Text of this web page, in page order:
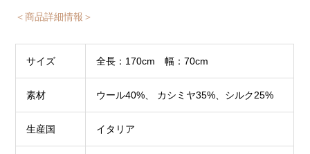
＜商品詳細情報＞
サイズ 全長：170cm 幅：70cm
素材 ウール40%、 カシミヤ35%、シルク25%
生産国 イタリア